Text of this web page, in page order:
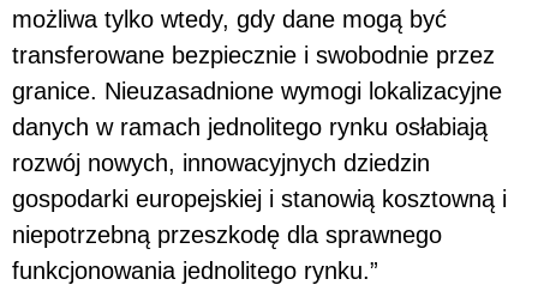
możliwa tylko wtedy, gdy dane mogą być
transferowane bezpiecznie i swobodnie przez
granice. Nieuzasadnione wymogi lokalizacyjne
danych w ramach jednolitego rynku osłabiają
rozwój nowych, innowacyjnych dziedzin
gospodarki europejskiej i stanowią kosztowną i
niepotrzebną przeszkodę dla sprawnego
funkcjonowania jednolitego rynku.”